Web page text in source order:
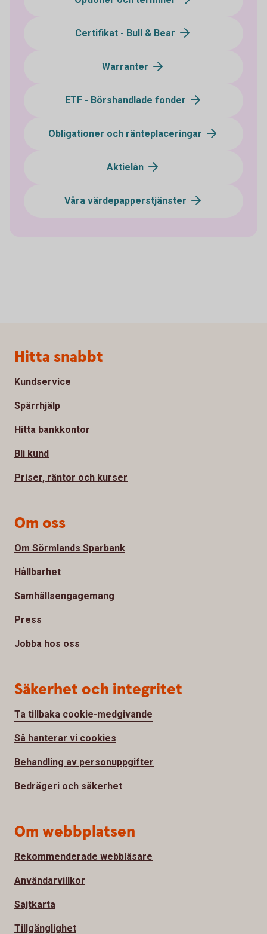
Certifikat - Bull & Bear
Warranter
ETF - Börshandlade fonder
Obligationer och ränteplaceringar
Aktielån
Våra värdepapperstjänster
Sidfot
Hitta snabbt
Kundservice
Spärrhjälp
Hitta bankkontor
Bli kund
Priser, räntor och kurser
Om oss
Om Sörmlands Sparbank
Hållbarhet
Samhällsengagemang
Press
Jobba hos oss
Säkerhet och integritet
Ta tillbaka cookie-medgivande
Så hanterar vi cookies
Behandling av personuppgifter
Bedrägeri och säkerhet
Om webbplatsen
Rekommenderade webbläsare
Användarvillkor
Sajtkarta
Tillgänglighet